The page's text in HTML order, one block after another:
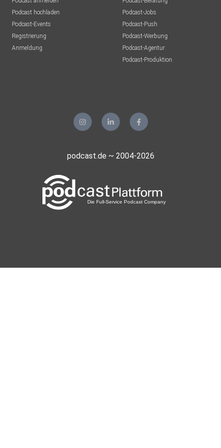
Podcast hochladen
Podcast-Events
Registrierung
Anmeldung
Podcast-Jobs
Podcast-Push
Podcast-Werbung
Podcast-Agentur
Podcast-Produktion
podcast.de ~ 2004-2026